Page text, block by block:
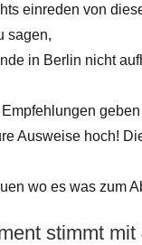
einreden von
sagen,
in Berlin nicht
Ausweise hoch!
wo es was zum
stimmt mit